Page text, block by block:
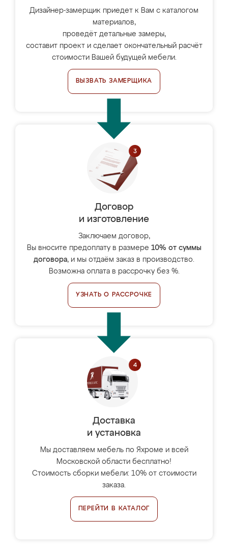
Дизайнер-замерщик приедет к Вам с каталогом
материалов,
проведёт детальные замеры,
составит проект и сделает окончательный расчёт
стоимости Вашей будущей мебели.
ВЫЗВАТЬ ЗАМЕРЩИКА
Договор
и изготовление
Заключаем договор,
Вы вносите предоплату в размере 10% от суммы
договора, и мы отдаём заказ в производство.
Возможна оплата в рассрочку без %.
УЗНАТЬ О РАССРОЧКЕ
Доставка
и установка
Мы доставляем мебель по Яхроме и всей
Московской области бесплатно!
Стоимость сборки мебели: 10% от стоимости
заказа.
ПЕРЕЙТИ В КАТАЛОГ